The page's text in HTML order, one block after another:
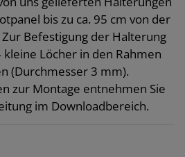
bis zu ca. 95 cm von der
Befestigung der Halterung
kleine Löcher in den Rahmen
(Durchmesser 3 mm).
zur Montage entnehmen Sie
im Downloadbereich.